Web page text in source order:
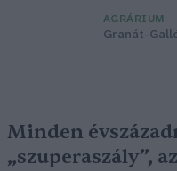
AGRÁRIUM
Granát-
Minden
„szuperaszály”,